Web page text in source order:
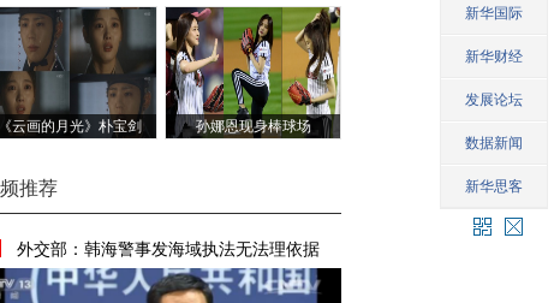
现身机场
《云画的月光》朴宝剑
孙娜恩现身棒球场
推荐
外交部：韩海警事发海域执法无法理依据